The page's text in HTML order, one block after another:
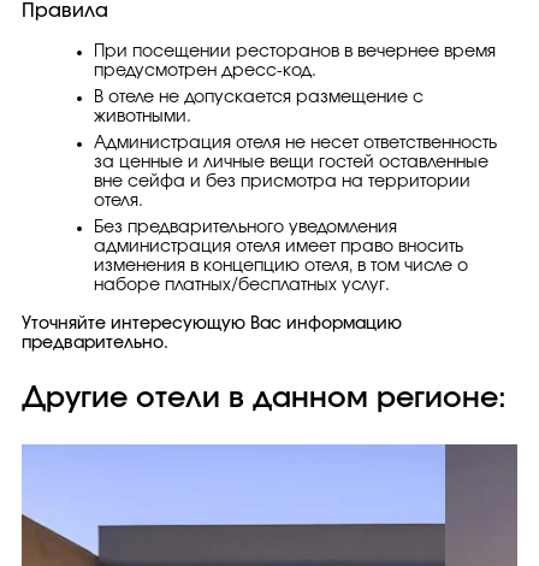
Правила
При посещении ресторанов в вечернее время
предусмотрен дресс-код.
В отеле не допускается размещение с
животными.
Администрация отеля не несет ответственность
за ценные и личные вещи гостей оставленные
вне сейфа и без присмотра на территории
отеля.
Без предварительного уведомления
администрация отеля имеет право вносить
изменения в концепцию отеля, в том числе о
наборе платных/бесплатных услуг.
Уточняйте интересующую Вас информацию
предварительно.
Другие отели в данном регионе: